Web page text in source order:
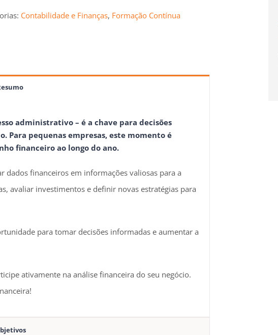
Contabilidade e Finanças, Formação Contínua
administrativo – é a chave para decisões
Para pequenas empresas, este momento é
financeiro ao longo do ano.
financeiros em informações valiosas para a
avaliar investimentos e definir novas estratégias para
para tomar decisões informadas e aumentar a
ativamente na análise financeira do seu negócio.